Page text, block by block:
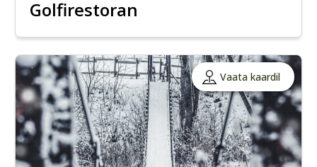
Golfirestoran
Vaata kaardil